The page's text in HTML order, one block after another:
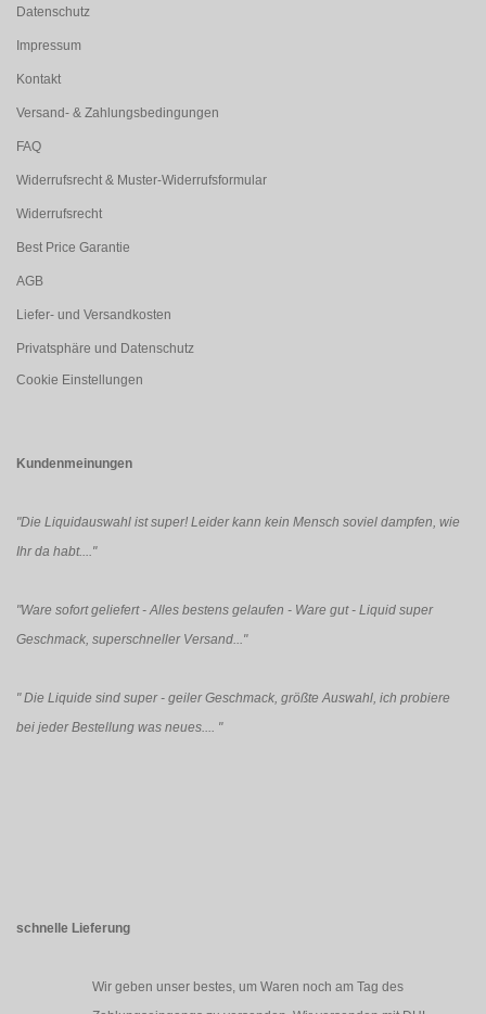
Datenschutz
Impressum
Kontakt
Versand- & Zahlungsbedingungen
FAQ
Widerrufsrecht & Muster-Widerrufsformular
Widerrufsrecht
Best Price Garantie
AGB
Liefer- und Versandkosten
Privatsphäre und Datenschutz
Cookie Einstellungen
Kundenmeinungen
"Die Liquidauswahl ist super! Leider kann kein Mensch soviel dampfen, wie
Ihr da habt...."
"Ware sofort geliefert - Alles bestens gelaufen - Ware gut - Liquid super
Geschmack, superschneller Versand..."
"Die Liquide sind super - geiler Geschmack, größte Auswahl, ich probiere
bei jeder Bestellung was neues.... "
schnelle Lieferung
Wir geben unser bestes, um Waren noch am Tag des